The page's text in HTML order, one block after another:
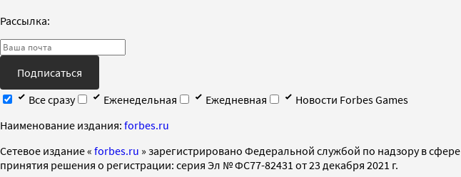
Рассылка:
Подписаться
Все сразу
Еженедельная Ежедневная
Новости Forbes Games
Наименование издания: forbes.ru
Cетевое издание « forbes.ru » зарегистрировано Федеральной службой по надзору в
принятия решения о регистрации: серия Эл № ФС77-82431 от 23 декабря 2021 г.